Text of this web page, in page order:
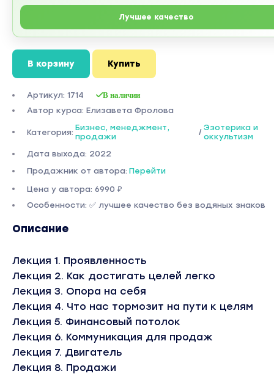
Лучшее качество
В корзину Купить
Артикул: 1714 В наличии
Автор курса: Елизавета Фролова
Категория: Бизнес, менеджмент,
продажи
/ Эзотерика и
оккультизм
Дата выхода: 2022
Продажник от автора: Перейти
Цена у автора: 6990 ₽
Особенности: ✅ лучшее качество без водяных знаков
Описание
Лекция 1. Проявленность
Лекция 2. Как достигать целей легко
Лекция 3. Опора на себя
Лекция 4. Что нас тормозит на пути к целям
Лекция 5. Финансовый потолок
Лекция 6. Коммуникация для продаж
Лекция 7. Двигатель
Лекция 8. Продажи